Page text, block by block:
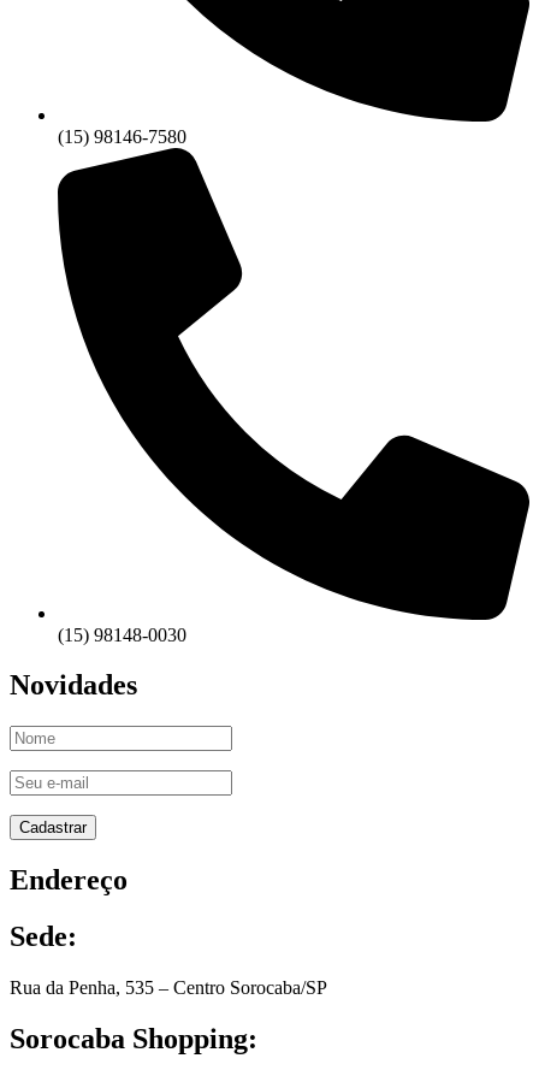
(15) 98146-7580
(15) 98148-0030
Novidades
Endereço
Sede:
Rua da Penha, 535 – Centro Sorocaba/SP
Sorocaba Shopping: